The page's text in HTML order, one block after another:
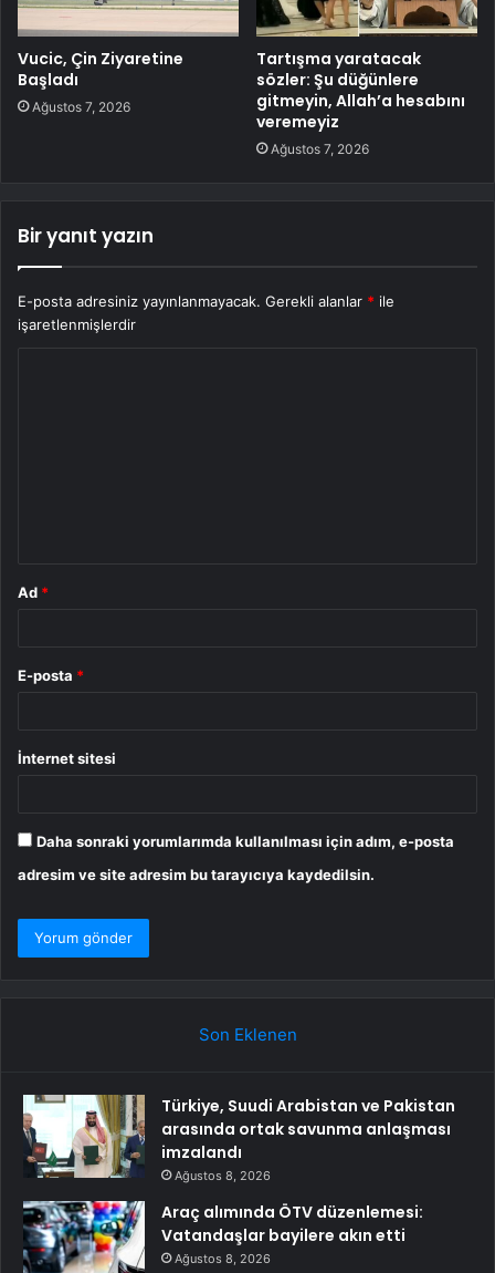
Vucic, Çin Ziyaretine
Başladı
Ağustos 7, 2026
Tartışma yaratacak
sözler: Şu düğünlere
gitmeyin, Allah’a hesabını
veremeyiz
Ağustos 7, 2026
Bir yanıt yazın
E-posta adresiniz yayınlanmayacak. Gerekli alanlar * ile
işaretlenmişlerdir
Ad *
E-posta *
İnternet sitesi
Daha sonraki yorumlarımda kullanılması için adım, e-posta
adresim ve site adresim bu tarayıcıya kaydedilsin.
Son Eklenen
Türkiye, Suudi Arabistan ve Pakistan
arasında ortak savunma anlaşması
imzalandı
Ağustos 8, 2026
Araç alımında ÖTV düzenlemesi:
Vatandaşlar bayilere akın etti
Ağustos 8, 2026